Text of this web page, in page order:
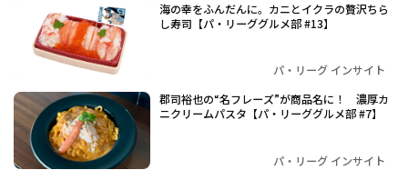
海の幸をふんだんに。カニとイクラの贅沢ちら
し寿司【パ・リーググルメ部 #13】
パ・リーグ インサイト
郡司裕也の“名フレーズ”が商品名に！ 濃厚カ
ニクリームパスタ【パ・リーググルメ部 #7】
パ・リーグ インサイト